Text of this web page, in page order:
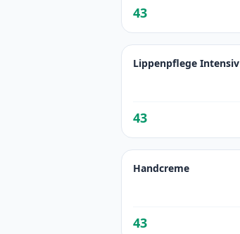
43
Lippenpflege Intensiv
43
Handcreme
43